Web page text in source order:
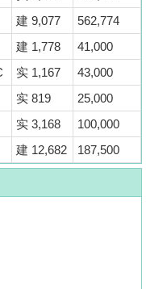
建 9,077
562,774
建 1,778
41,000
实 1,167
43,000
实 819
25,000
实 3,168
100,000
建 12,682 187,500